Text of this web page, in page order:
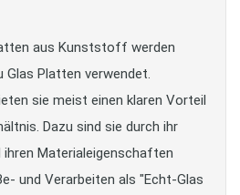
aus Kunststoff werden
Platten verwendet.
sie meist einen klaren Vorteil
Dazu sind sie durch ihr
ihren Materialeigenschaften
und Verarbeiten als "Echt-Glas